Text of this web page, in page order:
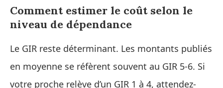
Comment estimer le coût selon le
niveau de dépendance
Le GIR reste déterminant. Les montants publiés
en moyenne se réfèrent souvent au GIR 5-6. Si
votre proche relève d’un GIR 1 à 4, attendez-